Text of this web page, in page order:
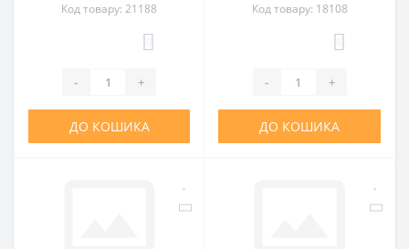
Код товару: 21188
- +
ДО КОШИКА
Код товару: 18108
- +
ДО КОШИКА